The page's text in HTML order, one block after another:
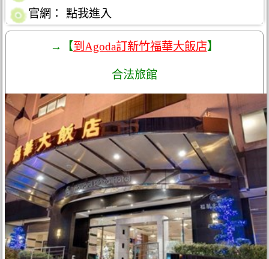
官網：
點我進入
→【到Agoda訂新竹福華大飯店】
合法旅館